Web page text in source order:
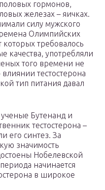
гормонов,
железах – яичках.
силу мужского
Олимпийских
требовалось
качества, употребляли
того времени не
тестостерона
тип питания давал
Бутенанд и
тестостерона –
его синтез. За
значимость
Нобелевской
начинается
в широкое